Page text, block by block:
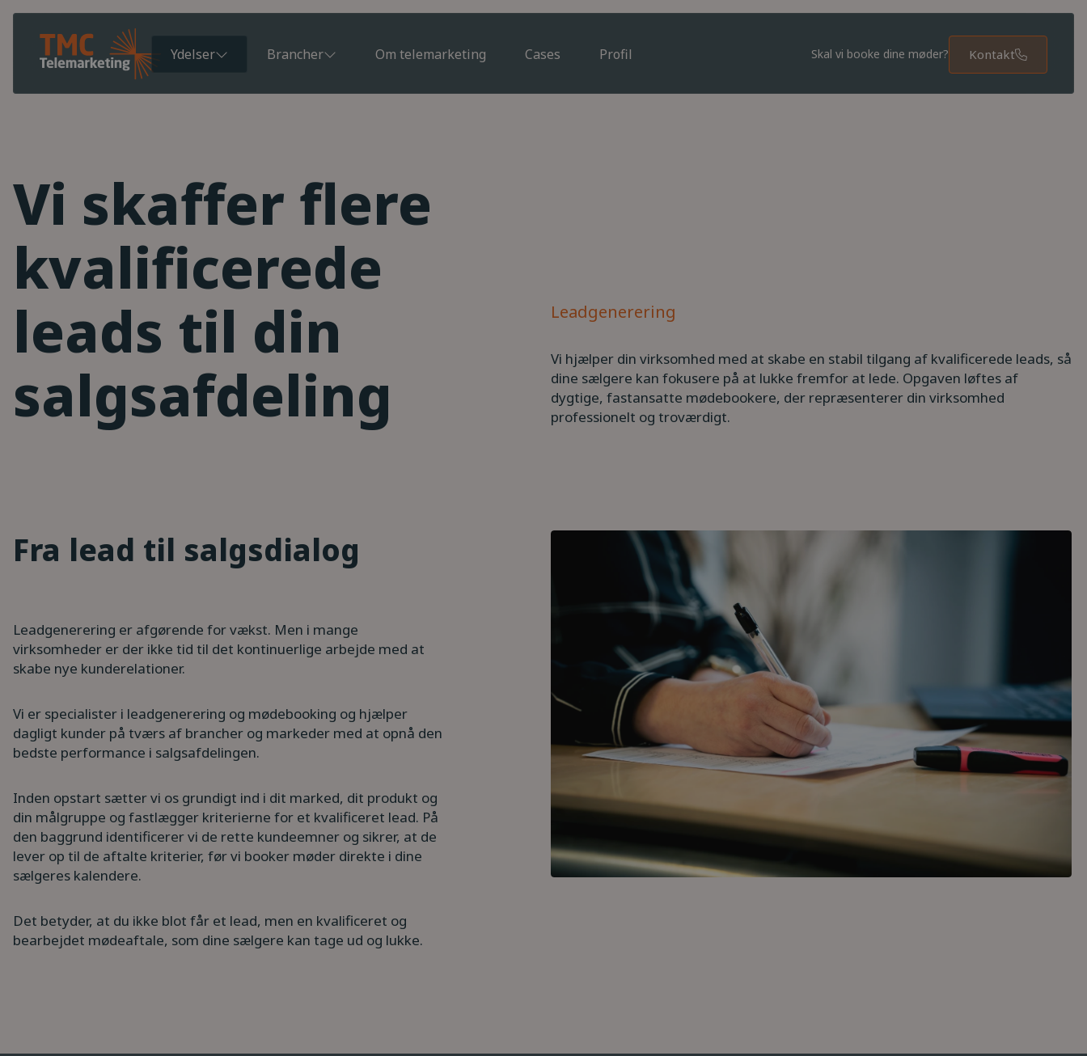
Ydelser Brancher Om telemarketing Cases Profil Skal vi booke dine møder? Kontakt
Vi skaffer flere
kvalificerede
leads til din
salgsafdeling
Leadgenerering
Vi hjælper din virksomhed med at skabe en stabil tilgang af kvalificerede leads, så
dine sælgere kan fokusere på at lukke fremfor at lede. Opgaven løftes af
dygtige, fastansatte mødebookere, der repræsenterer din virksomhed
professionelt og troværdigt.
Fra lead til salgsdialog
Leadgenerering er afgørende for vækst. Men i mange
virksomheder er der ikke tid til det kontinuerlige arbejde med at
skabe nye kunderelationer.
Vi er specialister i leadgenerering og mødebooking og hjælper
dagligt kunder på tværs af brancher og markeder med at opnå den
bedste performance i salgsafdelingen.
Inden opstart sætter vi os grundigt ind i dit marked, dit produkt og
din målgruppe og fastlægger kriterierne for et kvalificeret lead. På
den baggrund identificerer vi de rette kundeemner og sikrer, at de
lever op til de aftalte kriterier, før vi booker møder direkte i dine
sælgeres kalendere.
Det betyder, at du ikke blot får et lead, men en kvalificeret og
bearbejdet mødeaftale, som dine sælgere kan tage ud og lukke.